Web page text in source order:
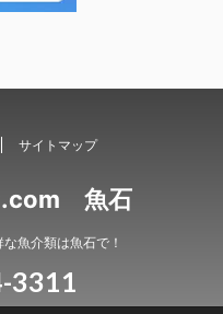
サイトマップ
.com 魚石
魚介類は魚石で！
3311